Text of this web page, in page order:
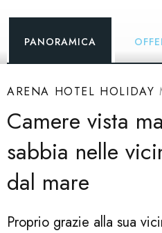
PANORAMICA
ARENA HOTEL HOLIDAY
Camere vista
sabbia nelle
dal mare
Proprio grazie alla sua